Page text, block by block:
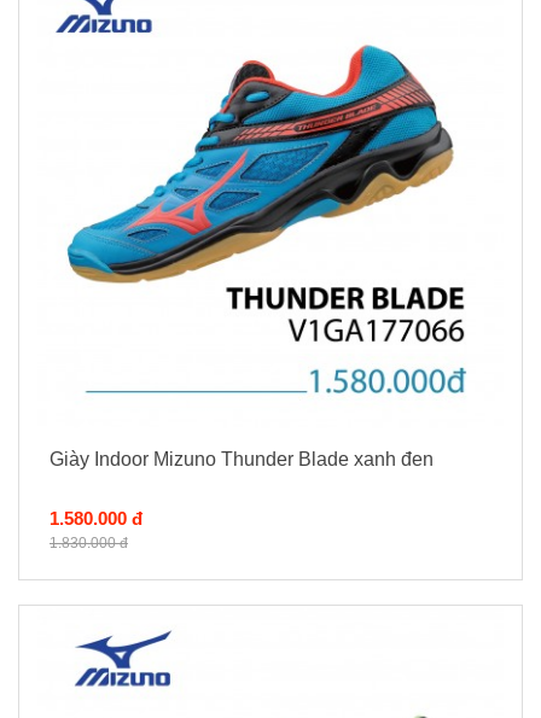
Giày Indoor Mizuno Thunder Blade xanh đen
1.580.000 đ
1.830.000 đ